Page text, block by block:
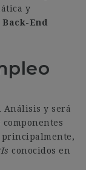
y
Back-End
Análisis y será
principalmente,
conocidos en